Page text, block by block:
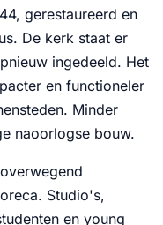
gerestaureerd en
De kerk staat er
ingedeeld. Het
en functioneler
Minder
naoorlogse bouw.
Studio's,
en young